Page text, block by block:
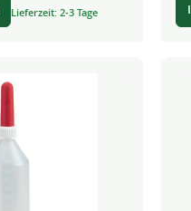
Lieferzeit: 2-3 Tage